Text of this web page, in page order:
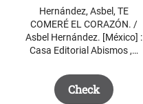
Hernández, Asbel, TE
COMERÉ EL CORAZÓN. /
Asbel Hernández. [México] :
Casa Editorial Abismos ,…
Check